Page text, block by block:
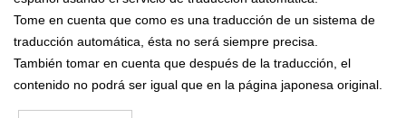
Tome en cuenta que como es una traducción de un sistema de
traducción automática, ésta no será siempre precisa.
También tomar en cuenta que después de la traducción, el
contenido no podrá ser igual que en la página japonesa original.